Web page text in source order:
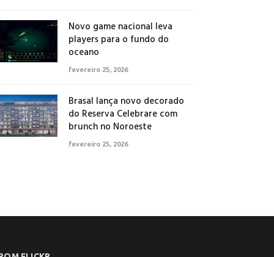
Novo game nacional leva
players para o fundo do
oceano
fevereiro 25, 2026
Brasal lança novo decorado
do Reserva Celebrare com
brunch no Noroeste
fevereiro 25, 2026